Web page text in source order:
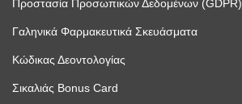
Προστασία Προσωπικών Δεδομένων (GDPR)
Γαληνικά Φαρμακευτικά Σκευάσματα
Κώδικας Δεοντολογίας
Σικαλιάς Bonus Card